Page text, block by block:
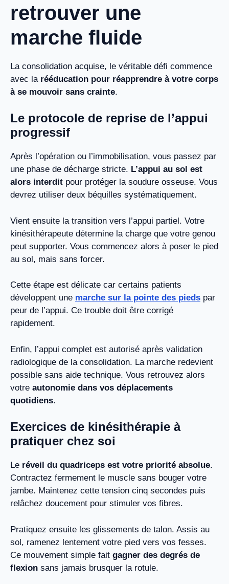
retrouver une
marche fluide
La consolidation acquise, le véritable défi commence
avec la rééducation pour réapprendre à votre corps
à se mouvoir sans crainte.
Le protocole de reprise de l’appui
progressif
Après l’opération ou l’immobilisation, vous passez par
une phase de décharge stricte. L’appui au sol est
alors interdit pour protéger la soudure osseuse. Vous
devrez utiliser deux béquilles systématiquement.
Vient ensuite la transition vers l’appui partiel. Votre
kinésithérapeute détermine la charge que votre genou
peut supporter. Vous commencez alors à poser le pied
au sol, mais sans forcer.
Cette étape est délicate car certains patients
développent une marche sur la pointe des pieds par
peur de l’appui. Ce trouble doit être corrigé
rapidement.
Enfin, l’appui complet est autorisé après validation
radiologique de la consolidation. La marche redevient
possible sans aide technique. Vous retrouvez alors
votre autonomie dans vos déplacements
quotidiens.
Exercices de kinésithérapie à
pratiquer chez soi
Le réveil du quadriceps est votre priorité absolue.
Contractez fermement le muscle sans bouger votre
jambe. Maintenez cette tension cinq secondes puis
relâchez doucement pour stimuler vos fibres.
Pratiquez ensuite les glissements de talon. Assis au
sol, ramenez lentement votre pied vers vos fesses.
Ce mouvement simple fait gagner des degrés de
flexion sans jamais brusquer la rotule.